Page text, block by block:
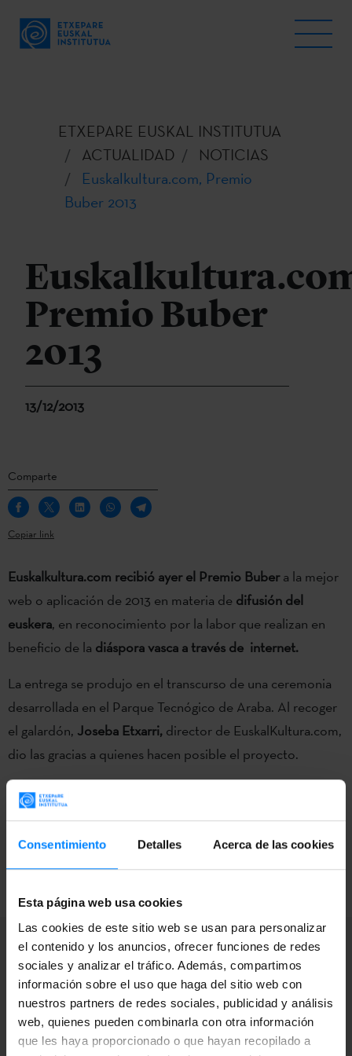
Consentimiento Detalles Acerca de las cookies
Esta página web usa cookies
Las cookies de este sitio web se usan para personalizar
el contenido y los anuncios, ofrecer funciones de redes
sociales y analizar el tráfico. Además, compartimos
información sobre el uso que haga del sitio web con
nuestros partners de redes sociales, publicidad y análisis
web, quienes pueden combinarla con otra información
que les haya proporcionado o que hayan recopilado a
ETXEPARE EUSKAL INSTITUTUA
ACTUALIDAD
NOTICIAS
Euskalkultura.com, Premio
Buber 2013
Premio Buber
2013
13/12/2013
Comparte
Copiar link
Euskalkultura.com recibió ayer el Premio Bubera la mejor
web o aplicación de 2013 en materia de difusión del
euskera, en reconocimiento por la labor que realizan en
beneficio de la diáspora vasca a través de internet.
La entrega se produjo en el transcurso de una ceremonia
desarrollada en el Parque Tecnógico de Araba. Al recoger
el galardón, Joseba Etxarri, director de EuskalKultura.com,
dio las gracias a quienes hacen posible el proyecto.
Zorionak!
Suscríbete a nuestra